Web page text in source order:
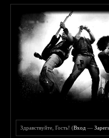
Здравствуйте, Гость! (Вход —